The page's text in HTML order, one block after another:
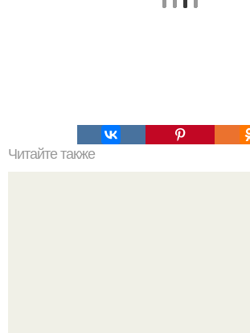
Читайте также